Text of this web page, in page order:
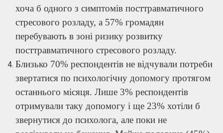
хоча б одного з симптомів посттравматичного
стресового розладу, а 57% громадян
перебувають в зоні ризику розвитку
посттравматичного стресового розладу.
Близько 70% респондентів не відчували потреби
звертатися по психологічну допомогу протягом
останнього місяця. Лише 3% респондентів
отримували таку допомогу і ще 23% хотіли б
звернутися до психолога, але поки не